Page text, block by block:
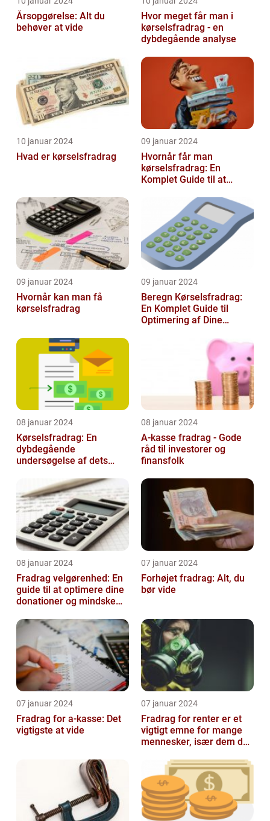
Årsopgørelse: Alt du
behøver at vide
Hvor meget får man i
kørselsfradrag - en
dybdegående analyse
10 januar 2024
Hvad er kørselsfradrag
09 januar 2024
Hvornår får man
kørselsfradrag: En
Komplet Guide til at
Historien Bag Det
09 januar 2024
Hvornår kan man få
kørselsfradrag
09 januar 2024
Beregn Kørselsfradrag:
En Komplet Guide til
Optimering af Dine
08 januar 2024
Kørselsfradrag: En
dybdegående
undersøgelse af dets
08 januar 2024
A-kasse fradrag - Gode
råd til investorer og
finansfolk
08 januar 2024
Fradrag velgørenhed: En
guide til at optimere dine
donationer og mindske
07 januar 2024
Forhøjet fradrag: Alt, du
bør vide
07 januar 2024
Fradrag for a-kasse: Det
vigtigste at vide
07 januar 2024
Fradrag for renter er et
vigtigt emne for mange
mennesker, især dem der
finansieri...